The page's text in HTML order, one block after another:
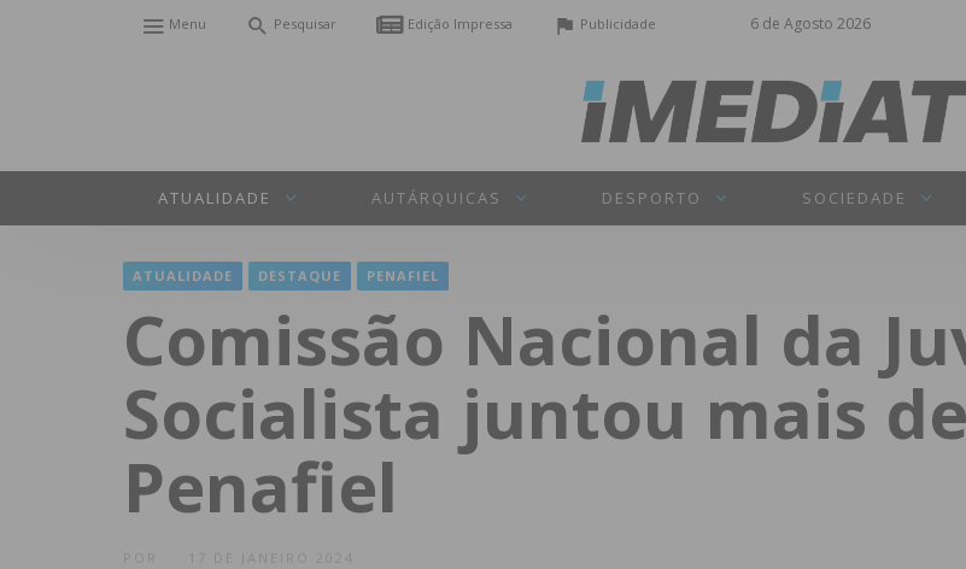
6 de Agosto 2026
Menu Pesquisar Edição Impressa Publicidade
ATUALIDADE AUTÁRQUICAS DESPORTO SOCIEDADE
ATUALIDADE DESTAQUE PENAFIEL
Comissão Nacional da
Socialista juntou mais
Penafiel
17 DE JANEIRO 2024